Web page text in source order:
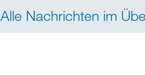
Alle Nachrichten im